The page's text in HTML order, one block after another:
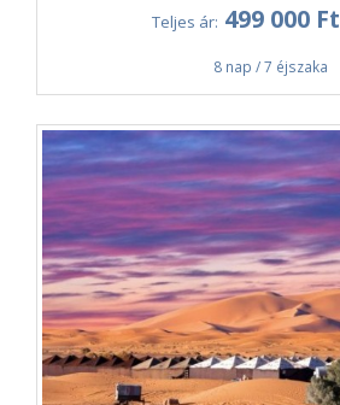
Teljes ár: 499 000 Ft
8 nap / 7 éjszaka